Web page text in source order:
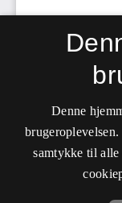
Denne
samtykke til alle